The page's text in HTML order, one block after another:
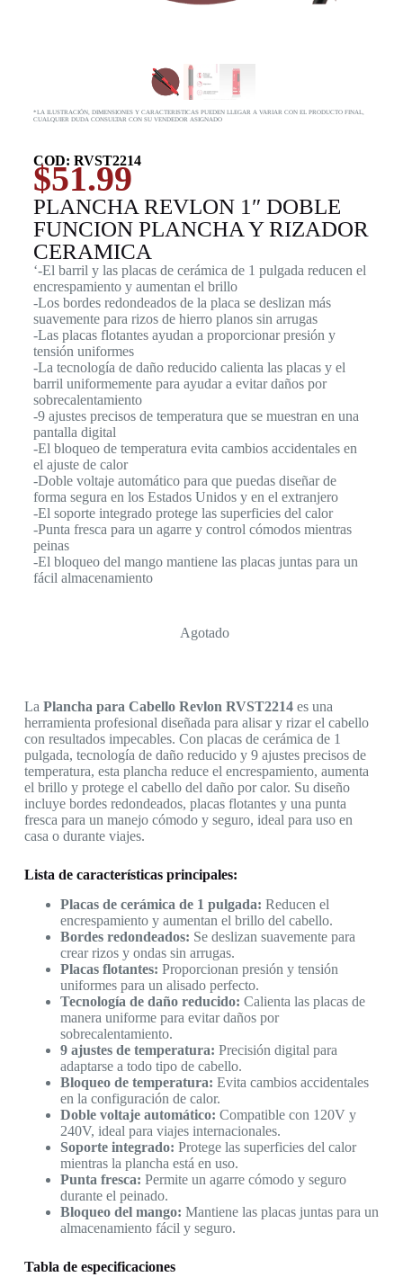
*LA ILUSTRACIÓN, DIMENSIONES Y CARACTERISTICAS PUEDEN LLEGAR A VARIAR CON EL PRODUCTO FINAL,
CUALQUIER DUDA CONSULTAR CON SU VENDEDOR ASIGNADO
COD: RVST2214
$51.99
PLANCHA REVLON 1″ DOBLE
FUNCION PLANCHA Y RIZADOR
CERAMICA
‘-El barril y las placas de cerámica de 1 pulgada reducen el
encrespamiento y aumentan el brillo
-Los bordes redondeados de la placa se deslizan más
suavemente para rizos de hierro planos sin arrugas
-Las placas flotantes ayudan a proporcionar presión y
tensión uniformes
-La tecnología de daño reducido calienta las placas y el
barril uniformemente para ayudar a evitar daños por
sobrecalentamiento
-9 ajustes precisos de temperatura que se muestran en una
pantalla digital
-El bloqueo de temperatura evita cambios accidentales en
el ajuste de calor
-Doble voltaje automático para que puedas diseñar de
forma segura en los Estados Unidos y en el extranjero
-El soporte integrado protege las superficies del calor
-Punta fresca para un agarre y control cómodos mientras
peinas
-El bloqueo del mango mantiene las placas juntas para un
fácil almacenamiento
Agotado
La Plancha para Cabello Revlon RVST2214es una
herramienta profesional diseñada para alisar y rizar el cabello
con resultados impecables. Con placas de cerámica de 1
pulgada, tecnología de daño reducido y 9 ajustes precisos de
temperatura, esta plancha reduce el encrespamiento, aumenta
el brillo y protege el cabello del daño por calor. Su diseño
incluye bordes redondeados, placas flotantes y una punta
fresca para un manejo cómodo y seguro, ideal para uso en
casa o durante viajes.
Lista de características principales:
Placas de cerámica de 1 pulgada: Reducen el
encrespamiento y aumentan el brillo del cabello.
Bordes redondeados: Se deslizan suavemente para
crear rizos y ondas sin arrugas.
Placas flotantes: Proporcionan presión y tensión
uniformes para un alisado perfecto.
Tecnología de daño reducido: Calienta las placas de
manera uniforme para evitar daños por
sobrecalentamiento.
9 ajustes de temperatura: Precisión digital para
adaptarse a todo tipo de cabello.
Bloqueo de temperatura: Evita cambios accidentales
en la configuración de calor.
Doble voltaje automático: Compatible con 120V y
240V, ideal para viajes internacionales.
Soporte integrado: Protege las superficies del calor
mientras la plancha está en uso.
Punta fresca: Permite un agarre cómodo y seguro
durante el peinado.
Bloqueo del mango: Mantiene las placas juntas para un
almacenamiento fácil y seguro.
Tabla de especificaciones